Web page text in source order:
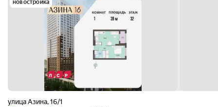
новостройка
улица Азина,16/1